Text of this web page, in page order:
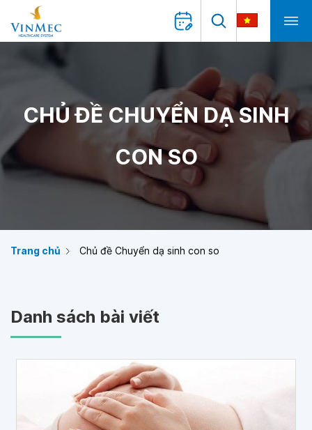
CHỦ ĐỀ CHUYỂN DẠ SINH
CON SO
Trang chủ Chủ đề Chuyển dạ sinh con so
Danh sách bài viết